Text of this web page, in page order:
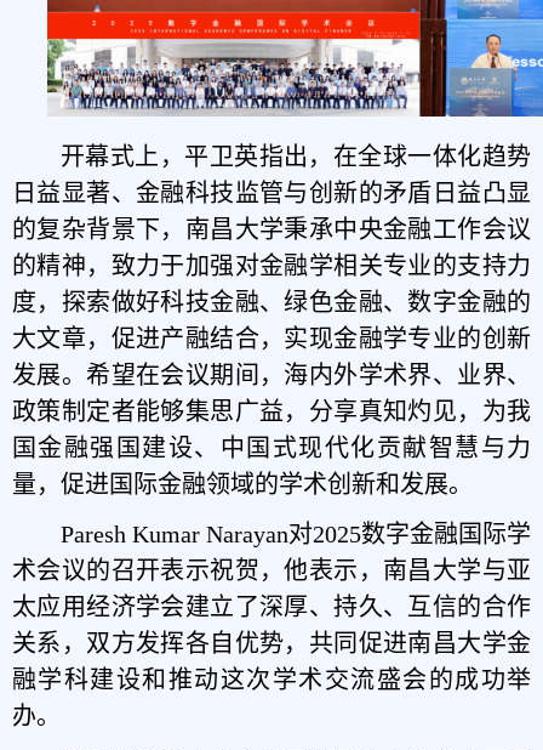
开幕式上，平卫英指出，在全球一体化趋势
日益显著、金融科技监管与创新的矛盾日益凸显
的复杂背景下，南昌大学秉承中央金融工作会议
的精神，致力于加强对金融学相关专业的支持力
度，探索做好科技金融、绿色金融、数字金融的
大文章，促进产融结合，实现金融学专业的创新
发展。希望在会议期间，海内外学术界、业界、
政策制定者能够集思广益，分享真知灼见，为我
国金融强国建设、中国式现代化贡献智慧与力
量，促进国际金融领域的学术创新和发展。
Paresh Kumar Narayan对2025数字金融国际学
术会议的召开表示祝贺，他表示，南昌大学与亚
太应用经济学会建立了深厚、持久、互信的合作
关系，双方发挥各自优势，共同促进南昌大学金
融学科建设和推动这次学术交流盛会的成功举
办。